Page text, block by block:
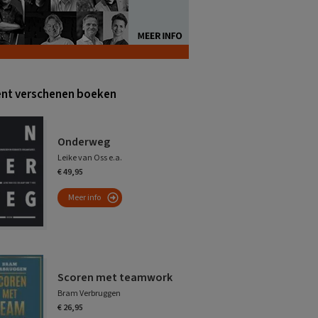
verschenen boeken
Onderweg
Leike van Oss e.a.
€ 49,95
Meer info
Scoren met teamwork
Bram Verbruggen
€ 26,95